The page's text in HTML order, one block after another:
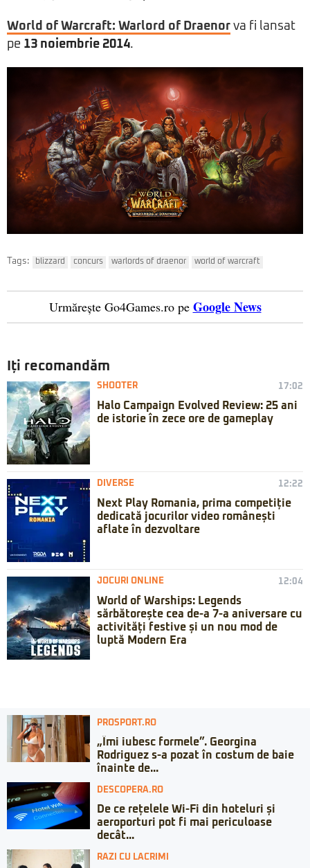
World of Warcraft: Warlord of Draenor va fi lansat
pe 13 noiembrie 2014.
Tags: blizzard concurs warlords of draenor world of warcraft
Urmărește Go4Games.ro pe Google News
Iți recomandăm
SHOOTER 17:02
Halo Campaign Evolved Review: 25 ani
de istorie în zece ore de gameplay
DIVERSE 12:22
Next Play Romania, prima competiție
dedicată jocurilor video românești
aflate în dezvoltare
JOCURI ONLINE 12:04
World of Warships: Legends
sărbătorește cea de-a 7-a aniversare cu
activități festive și un nou mod de
luptă Modern Era
PROSPORT.RO
„Îmi iubesc formele”. Georgina
Rodriguez s-a pozat în costum de baie
înainte de...
DESCOPERA.RO
De ce rețelele Wi-Fi din hoteluri și
aeroporturi pot fi mai periculoase
decât...
RAZI CU LACRIMI